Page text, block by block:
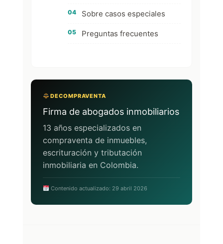
Sobre casos especiales
Preguntas frecuentes
DECOMPRAVENTA
Firma de abogados inmobiliarios
13 años especializados en
compraventa de inmuebles,
escrituración y tributación
inmobiliaria en Colombia.
Contenido actualizado: 29 abril 2026